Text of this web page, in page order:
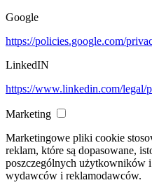
Google
https://policies.google.com/
LinkedIN
https://www.linkedin.com/legal/
Marketing
Marketingowe pliki cookie
reklam, które są dopasowane,
poszczególnych użytkowników
wydawców i reklamodawców.